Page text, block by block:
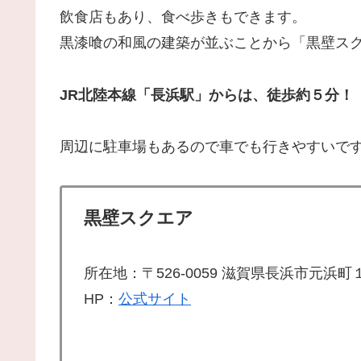
飲食店もあり、食べ歩きもできます。
黒漆喰の和風の建築が並ぶことから「黒壁ス
JR北陸本線「長浜駅」からは、徒歩約５分！
周辺に駐車場もあるので車でも行きやすいで
黒壁スクエア
所在地：〒526-0059 滋賀県長浜市元浜町
HP： 公式サイト